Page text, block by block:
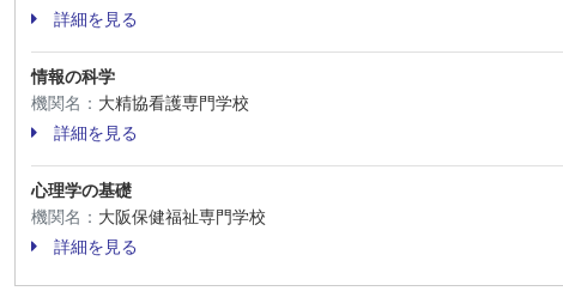
詳細を見る
情報の科学
機関名： 大精協看護専門学校
詳細を見る
心理学の基礎
機関名： 大阪保健福祉専門学校
詳細を見る